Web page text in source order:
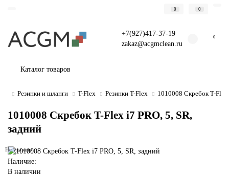
0 0
+7(927)417-37-19
zakaz@acgmclean.ru
0
Каталог товаров
Резинки и шланги T-Flex Резинки T-Flex 1010008 Скребок T-Flex
1010008 Скребок T-Flex i7 PRO, 5, SR,
задний
Не указано
Наличие:
В наличии